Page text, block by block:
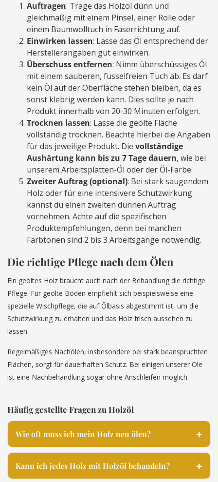
Auftragen: Trage das Holzöl dünn und
gleichmäßig mit einem Pinsel, einer Rolle oder
einem Baumwolltuch in Faserrichtung auf.
Einwirken lassen: Lasse das Öl entsprechend der
Herstellerangaben gut einwirken.
Überschuss entfernen: Nimm überschüssiges Öl
mit einem sauberen, fusselfreien Tuch ab. Es darf
kein Öl auf der Oberfläche stehen bleiben, da es
sonst klebrig werden kann. Dies sollte je nach
Produkt innerhalb von 20-30 Minuten erfolgen.
Trocknen lassen: Lasse die geölte Fläche
vollständig trocknen. Beachte hierbei die Angaben
für das jeweilige Produkt. Die vollständige
Aushärtung kann bis zu 7 Tage dauern, wie bei
unserem Arbeitsplatten-Öl oder der Öl-Farbe.
Zweiter Auftrag (optional): Bei stark saugendem
Holz oder für eine intensivere Schutzwirkung
kannst du einen zweiten dünnen Auftrag
vornehmen. Achte auf die spezifischen
Produktempfehlungen, denn bei manchen
Farbtönen sind 2 bis 3 Arbeitsgänge notwendig.
Die richtige Pflege nach dem Ölen
Ein geöltes Holz braucht auch nach der Behandlung die richtige
Pflege. Für geölte Böden empfiehlt sich beispielsweise eine
spezielle Wischpflege, die auf Ölbasis abgestimmt ist, um die
Schutzwirkung zu erhalten und das Holz frisch aussehen zu
lassen.
Regelmäßiges Nachölen, insbesondere bei stark beanspruchten
Flächen, sorgt für dauerhaften Schutz. Bei einigen unserer Öle
ist eine Nachbehandlung sogar ohne Anschleifen möglich.
Häufig gestellte Fragen zu Holzöl
Wie oft muss ich mein Holz neu ölen?
Kann ich jedes Holz mit Holzöl behandeln?